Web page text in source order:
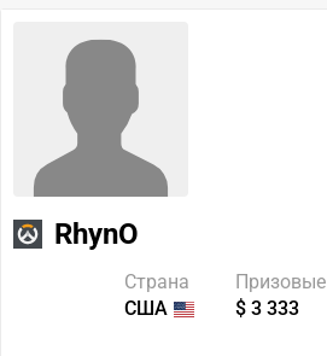
RhynO
Страна
США
Призовые
$ 3 333